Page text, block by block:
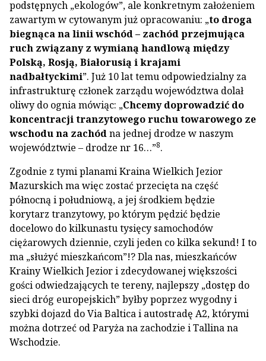
podstępnych „ekologów”, ale konkretnym założeniem
zawartym w cytowanym już opracowaniu: „to droga
biegnąca na linii wschód – zachód przejmująca
ruch związany z wymianą handlową między
Polską, Rosją, Białorusią i krajami
nadbałtyckimi”. Już 10 lat temu odpowiedzialny za
infrastrukturę członek zarządu województwa dolał
oliwy do ognia mówiąc: „Chcemy doprowadzić do
koncentracji tranzytowego ruchu towarowego ze
wschodu na zachódna jednej drodze w naszym
województwie – drodze nr 16…”8.
Zgodnie z tymi planami Kraina Wielkich Jezior
Mazurskich ma więc zostać przecięta na część
północną i południową, a jej środkiem będzie
korytarz tranzytowy, po którym pędzić będzie
docelowo do kilkunastu tysięcy samochodów
ciężarowych dziennie, czyli jeden co kilka sekund! I to
ma „służyć mieszkańcom”!? Dla nas, mieszkańców
Krainy Wielkich Jezior i zdecydowanej większości
gości odwiedzających te tereny, najlepszy „dostęp do
sieci dróg europejskich” byłby poprzez wygodny i
szybki dojazd do Via Baltica i autostradę A2, którymi
można dotrzeć od Paryża na zachodzie i Tallina na
Wschodzie.